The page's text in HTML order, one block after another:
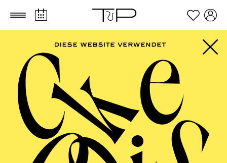
Zum Hauptinhalt springen Zum Footer springen
FILTER
Werke von Ludwig van Beethoven, Pjotr I. Tschaikowsky,
85,00 55,00
Die Veranstaltung ist vom Angebot der TUPcard ausgeschlossen.
JANUAR 2027